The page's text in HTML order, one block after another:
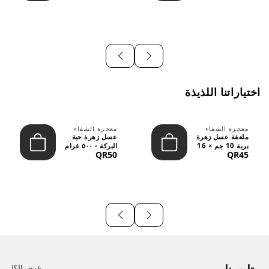
اختياراتنا اللذيذة
معجزة الشفاء
ملعقة عسل زهرة
برية 10 جم × 16
قطعة
QR45
معجزة الشفاء
عسل زهرة حبة
البركة - ٥٠٠ غرام
QR50